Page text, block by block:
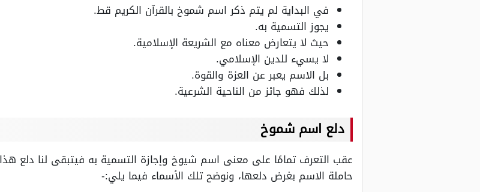
في البداية لم يتم ذكر اسم شموخ بالقرآن الكريم قط.
يجوز التسمية به.
حيث لا يتعارض معناه مع الشريعة الإسلامية.
لا يسيء للدين الإسلامي.
بل الاسم يعبر عن العزة والقوة.
لذلك فهو جائز من الناحية الشرعية.
دلع اسم شموخ
عقب التعرف تمامًا على معنى اسم شيوخ وإجازة التسمية به فيتبقى لنا دلع
حاملة الاسم بغرض دلعها، ونوضح تلك الأسماء فيما يلي:-